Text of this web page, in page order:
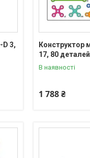
D 3,
Конструктор
17, 80 деталей
В наявності
1 788 ₴